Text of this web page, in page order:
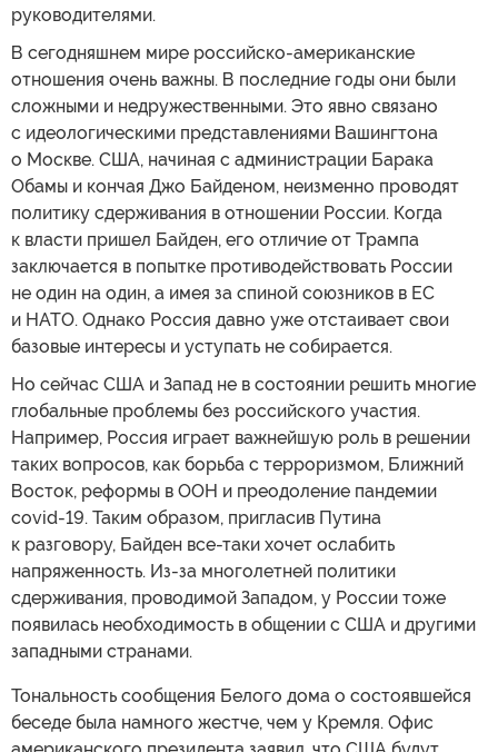
руководителями.
В сегодняшнем мире российско-американские
отношения очень важны. В последние годы они были
сложными и недружественными. Это явно связано
с идеологическими представлениями Вашингтона
о Москве. США, начиная с администрации Барака
Обамы и кончая Джо Байденом, неизменно проводят
политику сдерживания в отношении России. Когда
к власти пришел Байден, его отличие от Трампа
заключается в попытке противодействовать России
не один на один, а имея за спиной союзников в ЕС
и НАТО. Однако Россия давно уже отстаивает свои
базовые интересы и уступать не собирается.
Но сейчас США и Запад не в состоянии решить многие
глобальные проблемы без российского участия.
Например, Россия играет важнейшую роль в решении
таких вопросов, как борьба с терроризмом, Ближний
Восток, реформы в ООН и преодоление пандемии
сovid-19. Таким образом, пригласив Путина
к разговору, Байден все-таки хочет ослабить
напряженность. Из-за многолетней политики
сдерживания, проводимой Западом, у России тоже
появилась необходимость в общении с США и другими
западными странами.
Тональность сообщения Белого дома о состоявшейся
беседе была намного жестче, чем у Кремля. Офис